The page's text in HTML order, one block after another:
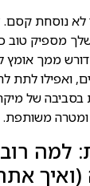
לא נוסחת
מספיק טוב
דורש ממך
ואפילו לתת
בסביבה של
ומטרה משותפת.
למה
(ואיך